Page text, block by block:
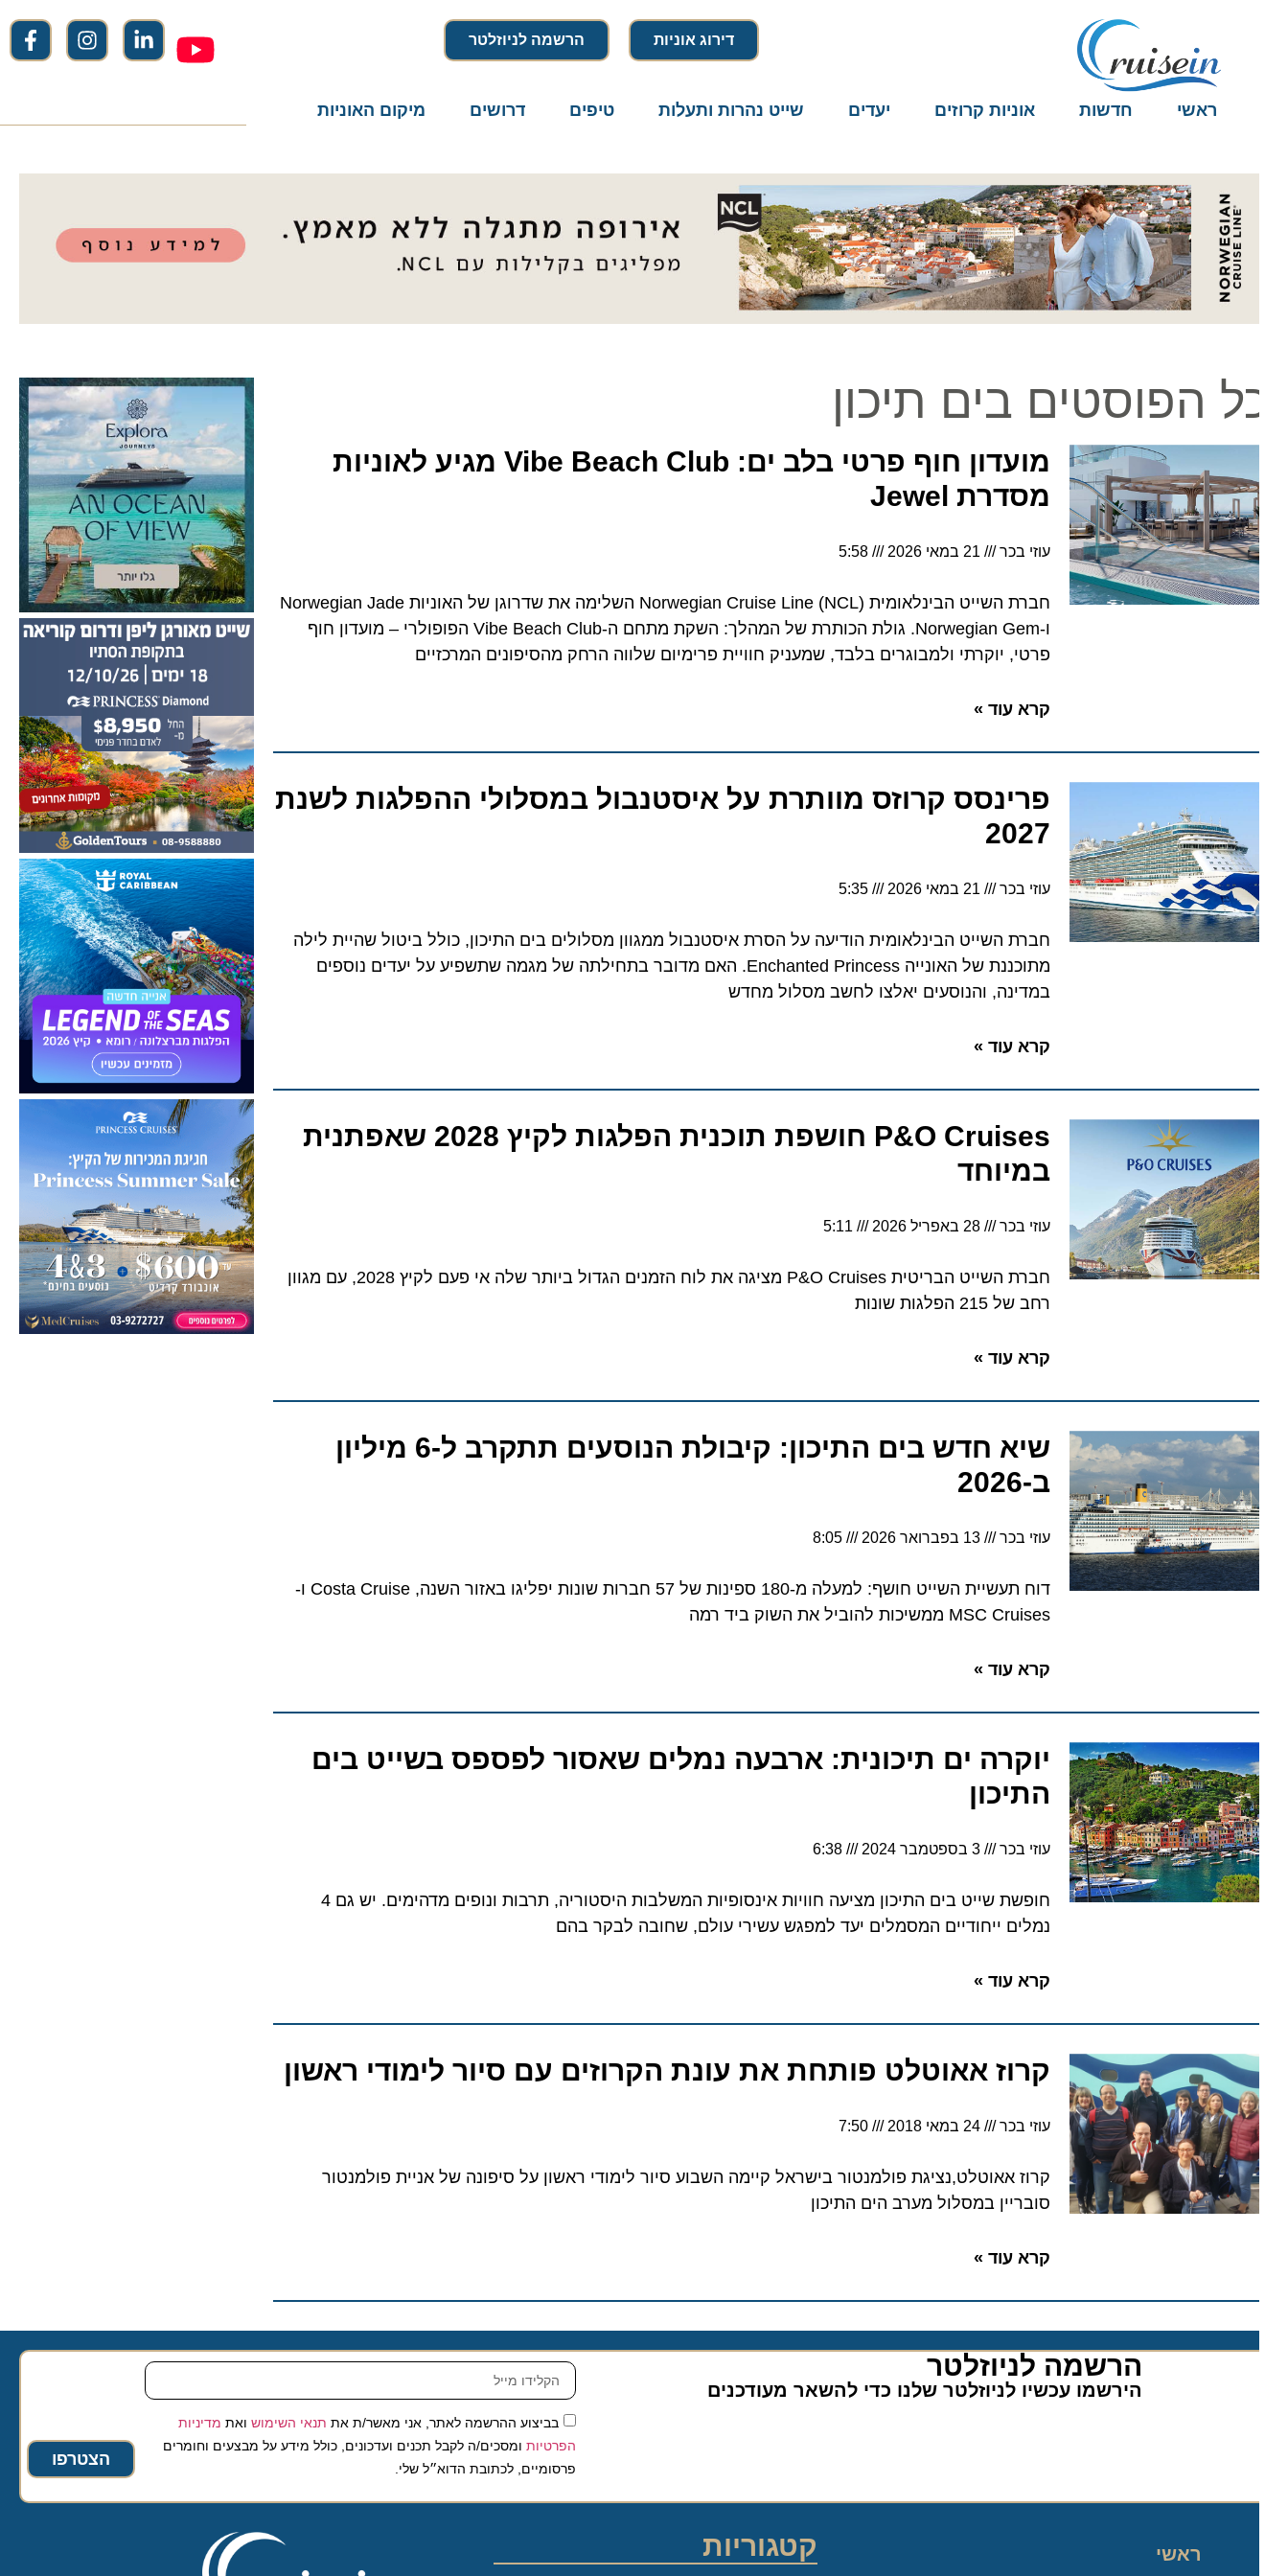
הרשמה לניוזלטר דירוג אוניות
ראשי חדשות אוניות קרוזים יעדים שייט נהרות ותעלות טיפים דרושים מיקום האוניות
הפוסטים בים תיכון
מועדון חוף פרטי בלב ים: Vibe Beach Club מגיע לאוניות
מסדרת Jewel
עוזי בכר 21 במאי 2026 5:58
חברת השייט הבינלאומית Norwegian Cruise Line (NCL) השלימה את שדרוגן של האוניות Norwegian Jade
ו-Norwegian Gem. גולת הכותרת של המהלך: השקת מתחם ה-Vibe Beach Club הפופולרי – מועדון חוף
פרטי, יוקרתי ולמבוגרים בלבד, שמעניק חוויית פרימיום שלווה הרחק מהסיפונים המרכזיים
קרא עוד »
פרינסס קרוזס מוותרת על איסטנבול במסלולי ההפלגות לשנת
2027
עוזי בכר 21 במאי 2026 5:35
חברת השייט הבינלאומית הודיעה על הסרת איסטנבול ממגוון מסלולים בים התיכון, כולל ביטול שהיית לילה
מתוכננת של האונייה Enchanted Princess. האם מדובר בתחילתה של מגמה שתשפיע על יעדים נוספים
במדינה, והנוסעים יאלצו לחשב מסלול מחדש
קרא עוד »
P&O Cruises חושפת תוכנית הפלגות לקיץ 2028 שאפתנית
במיוחד
עוזי בכר 28 באפריל 2026 5:11
חברת השייט הבריטית P&O Cruises מציגה את לוח הזמנים הגדול ביותר שלה אי פעם לקיץ 2028, עם מגוון
רחב של 215 הפלגות שונות
קרא עוד »
שיא חדש בים התיכון: קיבולת הנוסעים תתקרב ל-6 מיליון
ב-2026
עוזי בכר 13 בפברואר 2026 8:05
דוח תעשיית השייט חושף: למעלה מ-180 ספינות של 57 חברות שונות יפליגו באזור השנה, Costa Cruise ו-
MSC Cruises ממשיכות להוביל את השוק ביד רמה
קרא עוד »
יוקרה ים תיכונית: ארבעה נמלים שאסור לפספס בשייט בים
התיכון
עוזי בכר 3 בספטמבר 2024 6:38
חופשת שייט בים התיכון מציעה חוויות אינסופיות המשלבות היסטוריה, תרבות ונופים מדהימים. יש גם 4
נמלים ייחודיים המסמלים יעד למפגש עשירי עולם, שחובה לבקר בהם
קרא עוד »
קרוז אאוטלט פותחת את עונת הקרוזים עם סיור לימודי ראשון
עוזי בכר 24 במאי 2018 7:50
קרוז אאוטלט,נציגת פולמנטור בישראל קיימה השבוע סיור לימודי ראשון על סיפונה של אניית פולמנטור
סובריין במסלול מערב הים התיכון
קרא עוד »
הרשמה לניוזלטר​
הירשמו עכשיו לניוזלטר שלנו כדי להשאר מעודכנים
בביצוע ההרשמה לאתר, אני מאשר/ת אתתנאי השימושואת מדיניות
הפרטיותומסכים/ה לקבל תכנים ועדכונים, כולל מידע על מבצעים וחומרים
פרסומיים, לכתובת הדוא״ל שלי.
הצטרפו
קטגוריות ראשי